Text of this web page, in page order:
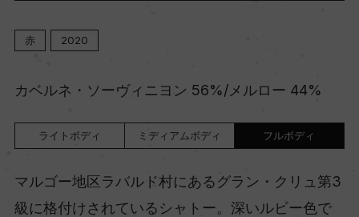
赤 2020
カベルネ・ソーヴィニヨン 56%/メルロー 44%
ライトボディ ミディアムボディ フルボディ
マルゴー地区ラバルド村にあるグラン・クリュ第3
級に格付けされているシャトー。深いルビー色で